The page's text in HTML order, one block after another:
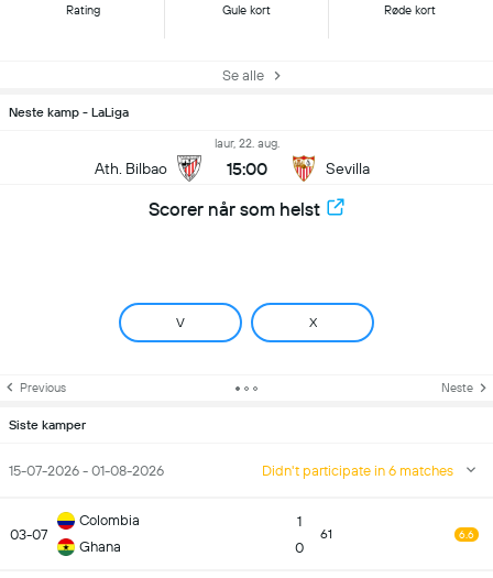
Rating Gule kort Røde kort
Se alle
Neste kamp - LaLiga
Ath. Bilbao
laur, 22. aug.
15:00 Sevilla
Scorer når som helst
V X
Previous Neste
Siste kamper
15-07-2026 - 01-08-2026 Didn't participate in 6 matches
03-07
Colombia
Ghana
1
0
61 6.6